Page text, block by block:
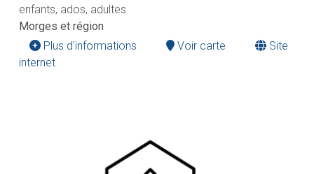
enfants, ados, adultes
Morges et région
Plus d'informations
Voir carte
Site
internet